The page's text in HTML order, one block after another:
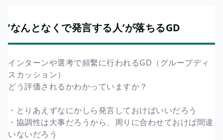
’なんとなくで発言する人’が落ちるGD
インターンや選考で頻繫に行われるGD（グループディ
スカッション）
どう評価されるかわかっていますか？
・とりあえずなにかしら発言しておけばいいだろう
・協調性は大事だろうから、周りに合わせておけば間違
いないだろう